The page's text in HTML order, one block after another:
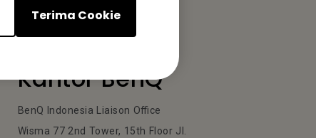
Terima Cookie
Kantor BenQ
BenQ Indonesia Liaison Office
Wisma 77 2nd Tower, 15th Floor Jl.